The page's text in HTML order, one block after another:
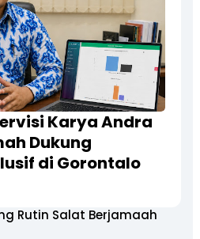
Karya Andra
Dukung
di Gorontalo
Rutin Salat Berjamaah